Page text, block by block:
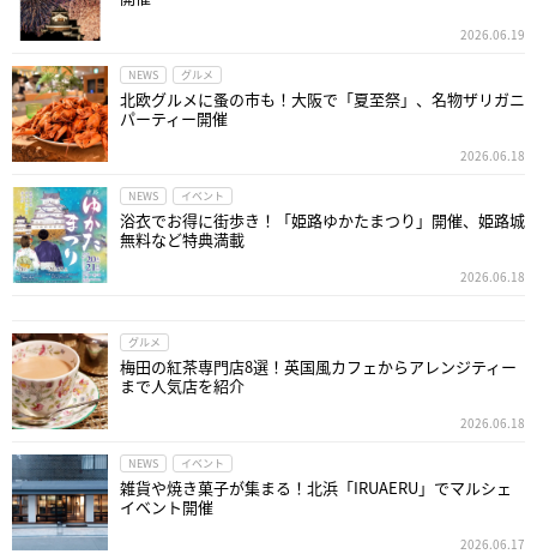
2026.06.19
NEWS グルメ
北欧グルメに蚤の市も！大阪で「夏至祭」、名物ザリガニ
パーティー開催
2026.06.18
NEWS イベント
浴衣でお得に街歩き！「姫路ゆかたまつり」開催、姫路城
無料など特典満載
2026.06.18
グルメ
梅田の紅茶専門店8選！英国風カフェからアレンジティー
まで人気店を紹介
2026.06.18
NEWS イベント
雑貨や焼き菓子が集まる！北浜「IRUAERU」でマルシェ
イベント開催
2026.06.17